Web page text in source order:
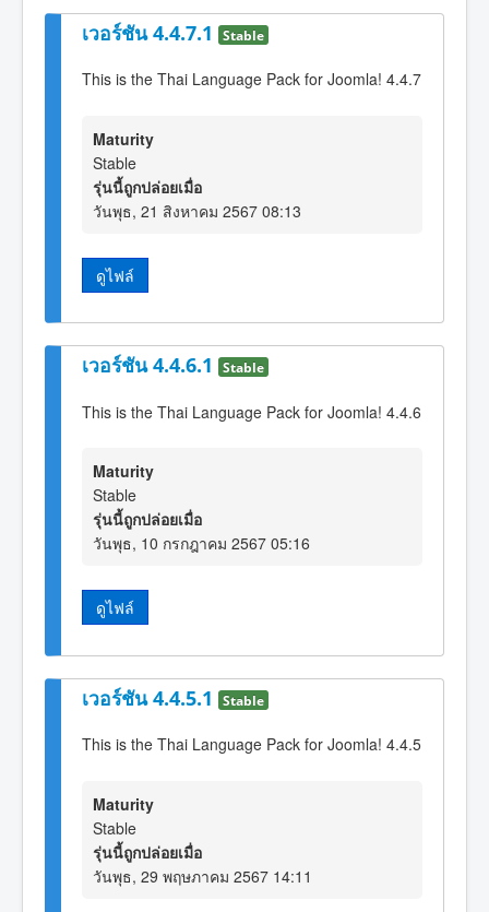
เวอร์ชัน 4.4.7.1 Stable
This is the Thai Language Pack for Joomla! 4.4.7
Maturity
Stable
รุ่นนี้ถูกปล่อยเมื่อ
วันพุธ, 21 สิงหาคม 2567 08:13
ดูไฟล์
เวอร์ชัน 4.4.6.1 Stable
This is the Thai Language Pack for Joomla! 4.4.6
Maturity
Stable
รุ่นนี้ถูกปล่อยเมื่อ
วันพุธ, 10 กรกฎาคม 2567 05:16
ดูไฟล์
เวอร์ชัน 4.4.5.1 Stable
This is the Thai Language Pack for Joomla! 4.4.5
Maturity
Stable
รุ่นนี้ถูกปล่อยเมื่อ
วันพุธ, 29 พฤษภาคม 2567 14:11